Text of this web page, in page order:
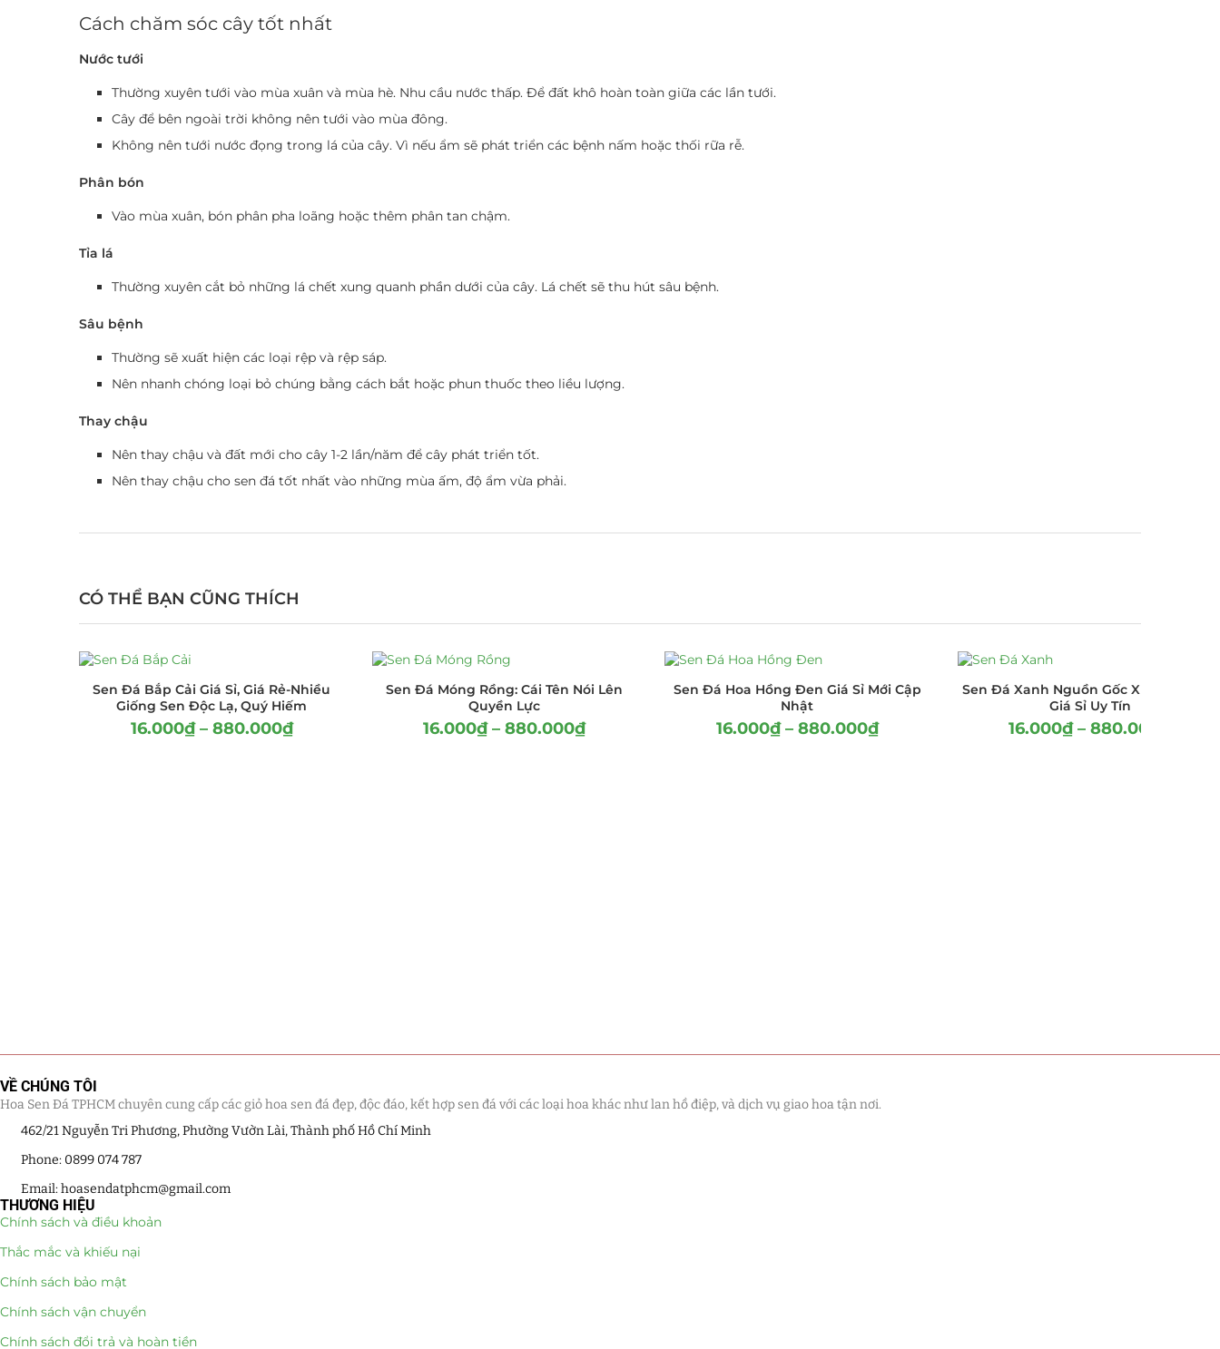
Cách chăm sóc cây tốt nhất
Nước tưới
Thường xuyên tưới vào mùa xuân và mùa hè. Nhu cầu nước thấp. Để đất khô hoàn toàn giữa các lần tưới.
Cây để bên ngoài trời không nên tưới vào mùa đông.
Không nên tưới nước đọng trong lá của cây. Vì nếu ẩm sẽ phát triển các bệnh nấm hoặc thối rữa rễ.
Phân bón
Vào mùa xuân, bón phân pha loãng hoặc thêm phân tan chậm.
Tỉa lá
Thường xuyên cắt bỏ những lá chết xung quanh phần dưới của cây. Lá chết sẽ thu hút sâu bệnh.
Sâu bệnh
Thường sẽ xuất hiện các loại rệp và rệp sáp.
Nên nhanh chóng loại bỏ chúng bằng cách bắt hoặc phun thuốc theo liều lượng.
Thay chậu
Nên thay chậu và đất mới cho cây 1-2 lần/năm để cây phát triển tốt.
Nên thay chậu cho sen đá tốt nhất vào những mùa ấm, độ ẩm vừa phải.
CÓ THỂ BẠN CŨNG THÍCH
Sen Đá Bắp Cải Giá Sỉ, Giá Rẻ-Nhiều
Giống Sen Độc Lạ, Quý Hiếm
16.000₫ – 880.000₫
Sen Đá Móng Rồng: Cái Tên Nói Lên
Quyền Lực
16.000₫ – 880.000₫
Sen Đá Hoa Hồng Đen Giá Sỉ Mới Cập
Nhật
16.000₫ – 880.000₫
Sen Đá Xanh Nguồn Gốc Xuất Xứ-Mua
Giá Sỉ Uy Tín
16.000₫ – 880.000
VỀ CHÚNG TÔI
Hoa Sen Đá TPHCM chuyên cung cấp các giỏ hoa sen đá đẹp, độc đáo, kết hợp sen đá với các loại hoa khác như lan hồ điệp, và dịch vụ giao hoa tận nơi.
462/21 Nguyễn Tri Phương, Phường Vườn Lài, Thành phố Hồ Chí Minh
Phone: 0899 074 787
Email: hoasendatphcm@gmail.com
THƯƠNG HIỆU
Chính sách và điều khoản
Thắc mắc và khiếu nại
Chính sách bảo mật
Chính sách vận chuyển
Chính sách đổi trả và hoàn tiền